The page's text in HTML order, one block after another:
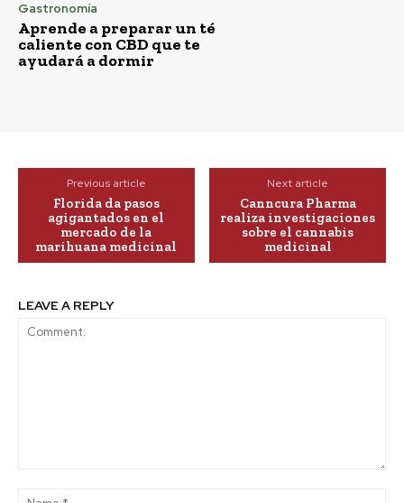
Gastronomía
Aprende a preparar un té
caliente con CBD que te
ayudará a dormir
Previous article
Florida da pasos
agigantados en el
mercado de la
marihuana medicinal
Next article
Canncura Pharma
realiza investigaciones
sobre el cannabis
medicinal
LEAVE A REPLY